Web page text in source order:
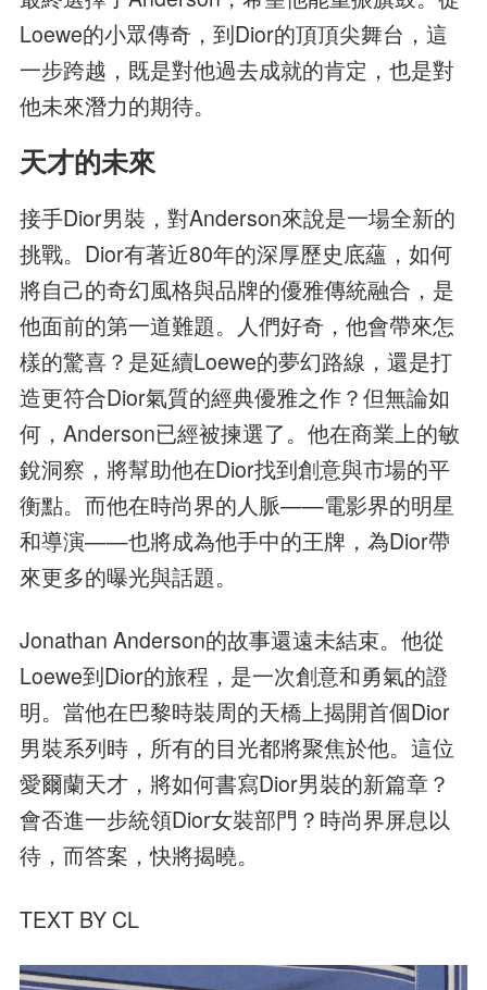
Loewe的小眾傳奇，到Dior的頂頂尖舞台，這
一步跨越，既是對他過去成就的肯定，也是對
他未來潛力的期待。
天才的未來
接手Dior男裝，對Anderson來說是一場全新的
挑戰。Dior有著近80年的深厚歷史底蘊，如何
將自己的奇幻風格與品牌的優雅傳統融合，是
他面前的第一道難題。人們好奇，他會帶來怎
樣的驚喜？是延續Loewe的夢幻路線，還是打
造更符合Dior氣質的經典優雅之作？但無論如
何，Anderson已經被揀選了。他在商業上的敏
銳洞察，將幫助他在Dior找到創意與市場的平
衡點。而他在時尚界的人脈——電影界的明星
和導演——也將成為他手中的王牌，為Dior帶
來更多的曝光與話題。
Jonathan Anderson的故事還遠未結束。他從
Loewe到Dior的旅程，是一次創意和勇氣的證
明。當他在巴黎時裝周的天橋上揭開首個Dior
男裝系列時，所有的目光都將聚焦於他。這位
愛爾蘭天才，將如何書寫Dior男裝的新篇章？
會否進一步統領Dior女裝部門？時尚界屏息以
待，而答案，快將揭曉。
TEXT BY CL